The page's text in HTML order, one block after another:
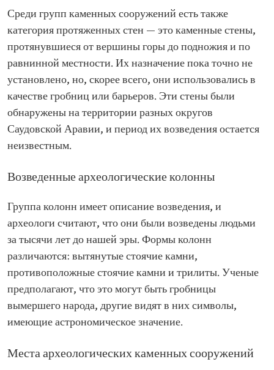
Среди групп каменных сооружений есть также
категория протяженных стен — это каменные стены,
протянувшиеся от вершины горы до подножия и по
равнинной местности. Их назначение пока точно не
установлено, но, скорее всего, они использовались в
качестве гробниц или барьеров. Эти стены были
обнаружены на территории разных округов
Саудовской Аравии, и период их возведения остается
неизвестным.
Возведенные археологические колонны
Группа колонн имеет описание возведения, и
археологи считают, что они были возведены людьми
за тысячи лет до нашей эры. Формы колонн
различаются: вытянутые стоячие камни,
противоположные стоячие камни и трилиты. Ученые
предполагают, что это могут быть гробницы
вымершего народа, другие видят в них символы,
имеющие астрономическое значение.
Места археологических каменных сооружений